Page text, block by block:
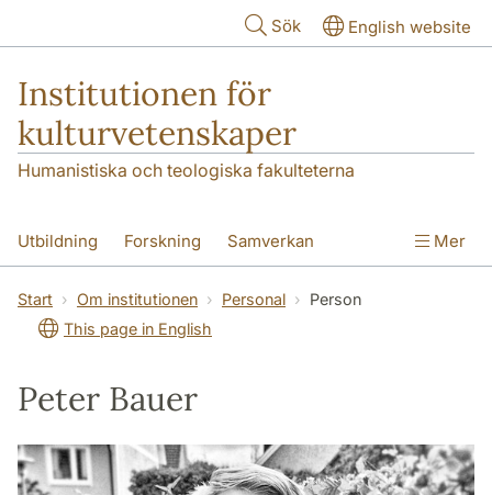
Sök English website
Institutionen för
kulturvetenskaper
Humanistiska och teologiska fakulteterna
Utbildning Forskning Samverkan
Om institutionen Kontakt
Mer
Start Om institutionen Personal
Person
This page in English
Peter Bauer